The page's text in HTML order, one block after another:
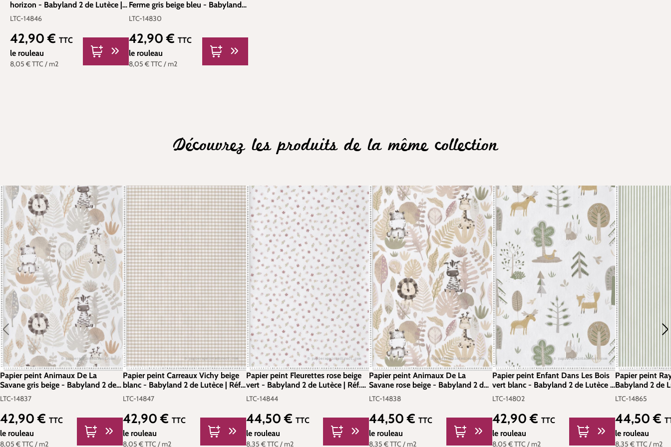
horizon - Babyland 2 de Lutèce |
Réf. LTC-14846
LTC-14846
8,05 €TTC / m2
Prix régulier :
42,90 € TTC
le rouleau
Ferme gris beige bleu - Babyland 2
de Lutèce | Réf. LTC-14830
LTC-14830
8,05 €TTC/ m2
Prix régulier :
42,90 €TTC
le rouleau
Découvrez les produits de la même collection
Papier peint Animaux De La
Savane gris beige - Babyland 2 de
Lutèce | Réf. LTC-14837
LTC-14837
8,05 €TTC / m2
Prix régulier :
42,90 € TTC
le rouleau
Papier peint Carreaux Vichy beige
blanc - Babyland 2 de Lutèce | Réf.
LTC-14847
LTC-14847
8,05 €TTC/ m2
Prix régulier :
42,90 €TTC
le rouleau
Papier peint Fleurettes rose beige
vert - Babyland 2 de Lutèce | Réf.
LTC-14844
LTC-14844
8,35 €TTC / m2
Prix régulier :
44,50 € TTC
le rouleau
Papier peint Animaux De La
Savane rose beige - Babyland 2 de
Lutèce | Réf. LTC-14838
LTC-14838
8,35 €TTC/ m2
Prix régulier :
44,50 €TTC
le rouleau
Papier peint Enfant Dans Les Bois
vert blanc - Babyland 2 de Lutèce |
Réf. LTC-14802
LTC-14802
8,05 €TTC / m2
Prix régulier :
42,90 € TTC
le rouleau
Papier peint
Babyland 2 de
14865
LTC-14865
8,35 €TTC / m2
Prix régulier :
44,50 €
le rouleau